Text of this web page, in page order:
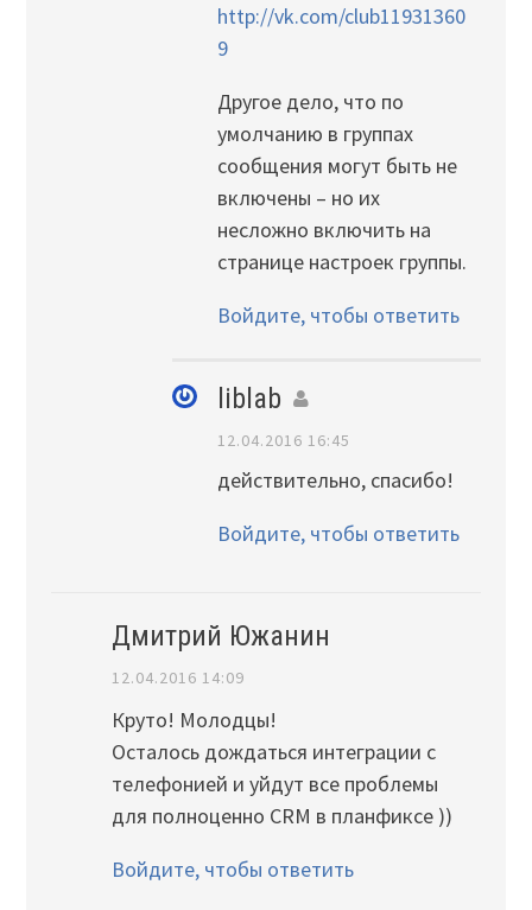
http://vk.com/club11931360
9
Другое дело, что по
умолчанию в группах
сообщения могут быть не
включены – но их
несложно включить на
странице настроек группы.
Войдите, чтобы ответить
liblab
12.04.2016 16:45
действительно, спасибо!
Войдите, чтобы ответить
Дмитрий Южанин
12.04.2016 14:09
Круто! Молодцы!
Осталось дождаться интеграции с
телефонией и уйдут все проблемы
для полноценно CRM в планфиксе ))
Войдите, чтобы ответить